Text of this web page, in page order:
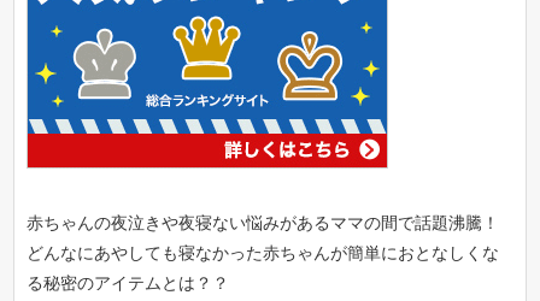
赤ちゃんの夜泣きや夜寝ない悩みがあるママの間で話題沸騰！
どんなにあやしても寝なかった赤ちゃんが簡単におとなしくな
る秘密のアイテムとは？？